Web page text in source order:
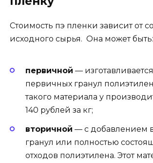
Стоимость пэ пленки зависит от
исходного сырья. Она может быть:
первичной —
первичных гранул
такого материала у
140 рублей за кг;
вторичной — с добавлением
гранул или полностью
отходов полиэтилена. Этот